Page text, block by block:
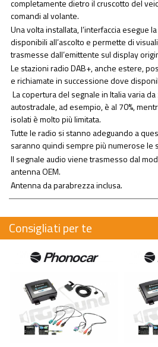
completamente dietro il cruscotto del
comandi al volante.
Una volta installata, l’interfaccia esegue
disponibili all’ascolto e permette di
trasmesse dall’emittente sul display
Le stazioni radio DAB+, anche estere,
e richiamate in successione dove
La copertura del segnale in Italia varia
autostradale, ad esempio, è al 70%,
isolati è molto più limitata.
Tutte le radio si stanno adeguando a
saranno quindi sempre più numerose le
Il segnale audio viene trasmesso dal
antenna OEM.
Antenna da parabrezza inclusa.
Consigliati per te